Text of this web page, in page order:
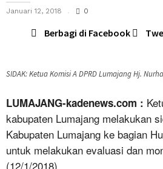
Januari 12, 2018 0
Berbagi di Facebook
SIDAK: Ketua Komisi A DPRD Lumajang Hj.
LUMAJANG-kadenews.com :
kabupaten Lumajang melakukan
Kabupaten Lumajang ke bagian
untuk melakukan evaluasi dan
(12/1/2018)